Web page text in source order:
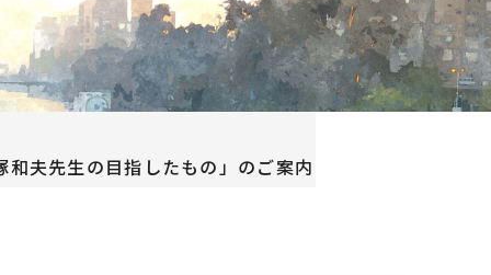
和夫先生の目指したもの」のご案内